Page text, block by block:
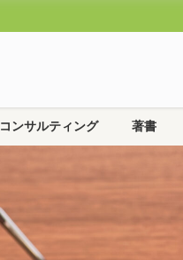
コンサルティング 著書